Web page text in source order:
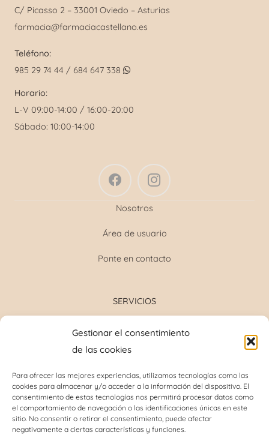
Gestionar el consentimiento
de las cookies
Para ofrecer las mejores experiencias, utilizamos tecnologías como las
cookies para almacenar y/o acceder a la información del dispositivo. El
consentimiento de estas tecnologías nos permitirá procesar datos como
el comportamiento de navegación o las identificaciones únicas en este
sitio. No consentir o retirar el consentimiento, puede afectar
negativamente a ciertas características y funciones.
C/ Picasso 2 – 33001 Oviedo – Asturias
farmacia@farmaciacastellano.es
Teléfono:
985 29 74 44 / 684 647 338
Horario:
L-V 09:00-14:00 / 16:00-20:00
Sábado: 10:00-14:00
Nosotros
Área de usuario
Ponte en contacto
SERVICIOS
Determinación glucosa y colesterol total
Perforación del lóbulo de la oreja
Análisis capilar